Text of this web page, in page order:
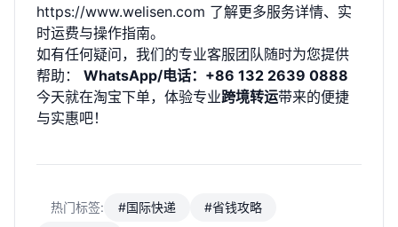
https://www.welisen.com 了解更多服务详情、实
时运费与操作指南。
如有任何疑问，我们的专业客服团队随时为您提供
帮助： WhatsApp/电话：+86 132 2639 0888
今天就在淘宝下单，体验专业跨境转运带来的便捷
与实惠吧！
热门标签: #国际快递
#省钱攻略